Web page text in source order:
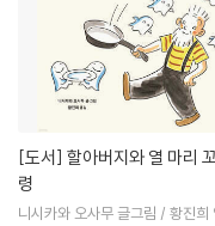
[도서]
령
니시카와 오사무 글그림 / 황진희